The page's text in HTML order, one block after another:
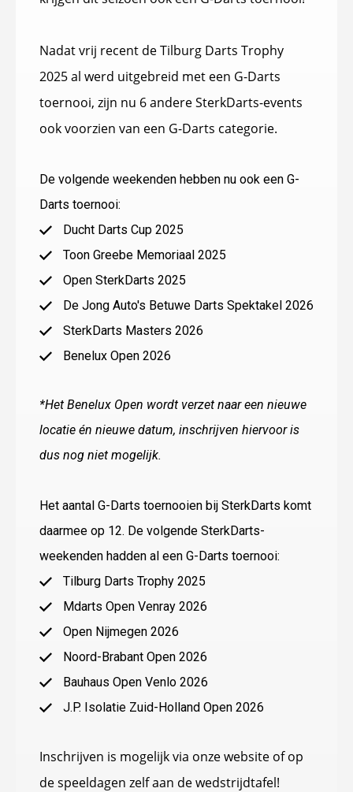
Nadat vrij recent de Tilburg Darts Trophy
2025 al werd uitgebreid met een G-Darts
toernooi, zijn nu 6 andere SterkDarts-events
ook voorzien van een G-Darts categorie.
De volgende weekenden hebben nu ook een G-
Darts toernooi:
Ducht Darts Cup 2025
Toon Greebe Memoriaal 2025
Open SterkDarts 2025
De Jong Auto's Betuwe Darts Spektakel 2026
SterkDarts Masters 2026
Benelux Open 2026
*Het Benelux Open wordt verzet naar een nieuwe
locatie én nieuwe datum, inschrijven hiervoor is
dus nog niet mogelijk.
Het aantal G-Darts toernooien bij SterkDarts komt
daarmee op 12. De volgende SterkDarts-
weekenden hadden al een G-Darts toernooi:
Tilburg Darts Trophy 2025
Mdarts Open Venray 2026
Open Nijmegen 2026
Noord-Brabant Open 2026
Bauhaus Open Venlo 2026
J.P. Isolatie Zuid-Holland Open 2026
Inschrijven is mogelijk via onze website of op
de speeldagen zelf aan de wedstrijdtafel!